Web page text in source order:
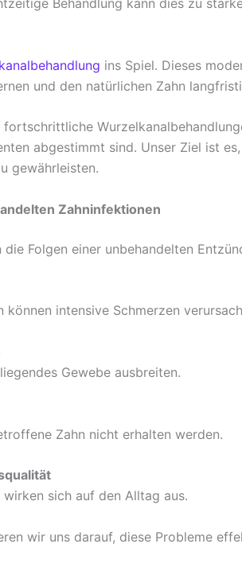
Behandlung kann dies zu
ins Spiel. Dieses
und den natürlichen Zahn
abgestimmt sind. Unser Ziel ist
gewährleisten.
Zahninfektionen
Folgen einer unbehandelten
können intensive Schmerzen
Gewebe ausbreiten.
Zahn nicht erhalten werden.
sich auf den Alltag aus.
wir uns darauf, diese Probleme